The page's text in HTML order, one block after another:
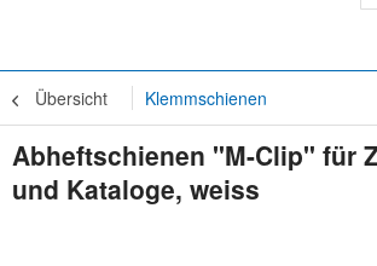
Übersicht Klemmschienen
Abheftschienen "M-Clip" für
und Kataloge, weiss